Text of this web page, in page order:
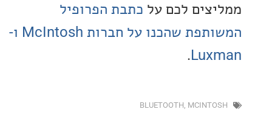
לכם עלכתבת הפרופיל
המשותפת שהכנו על חברות McIntosh ו-
BLUETOOTH,